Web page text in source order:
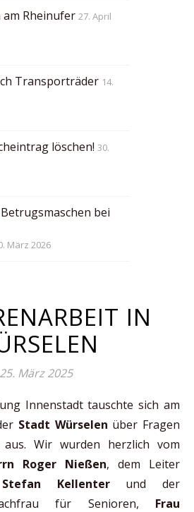
Rheinufer 27. April
Transporträder 14.
löschen! 30.
bei
März 2026
IN
25. März 2025
Stadt Würselen über Fragen
Wir wurden herzlich vom
Roger Nießen, dem Leiter
Kellenterund der
für Senioren, Frau